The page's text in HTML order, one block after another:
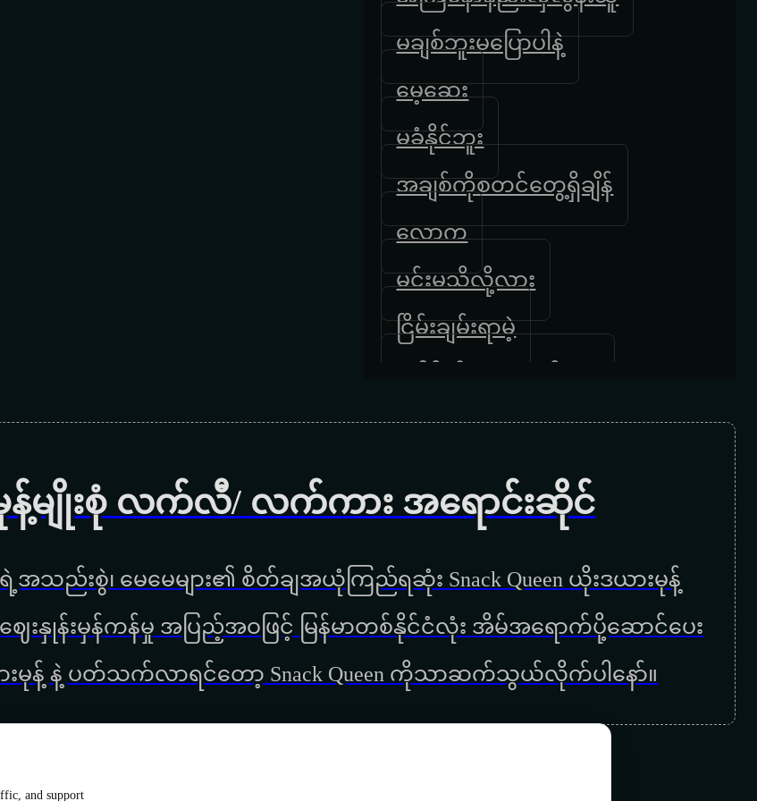
မချစ်ဘူးမပြောပါနဲ့
မေ့ဆေး
မခံနိုင်ဘူး
အချစ်ကိုစတင်တွေ့ရှိချိန်
လောက
မင်းမသိလို့လား
ငြိမ်းချမ်းရာမဲ့
ဆုတောင်း
သောက
န့်မျိုးစုံ လက်လီ/ လက်ကား အရောင်းဆိုင်
အသည်းစွဲ၊ မေမေများ၏ စိတ်ချအယုံကြည်ရဆုံး Snack Queen ယိုးဒယားမုန့်
၊ ‌ဈေးနှုန်းမှန်ကန်မှု အပြည့်အဝဖြင့် မြန်မာတစ်နိုင်ငံလုံး အိမ်အရောက်ပို့ဆောင်ပေး
းမုန့် နဲ့ ပတ်သက်လာရင်တော့ Snack Queen ကိုသာဆက်သွယ်လိုက်ပါနော်။
and support